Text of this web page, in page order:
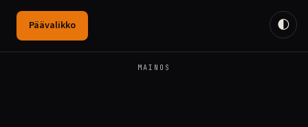
Päävalikko
MAINOS
🌓